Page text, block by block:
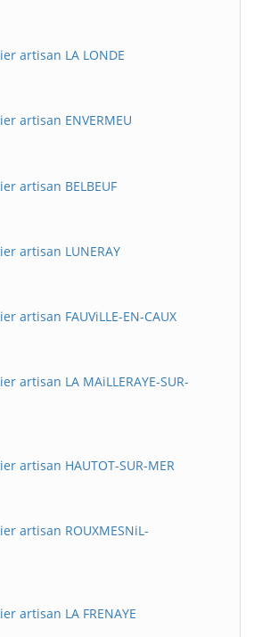
artisan LA LONDE
artisan ENVERMEU
artisan BELBEUF
artisan LUNERAY
artisan FAUViLLE-EN-CAUX
artisan LA MAiLLERAYE-SUR-
artisan HAUTOT-SUR-MER
artisan ROUXMESNiL-
artisan LA FRENAYE